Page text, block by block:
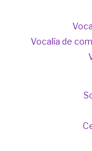
Vocalía de